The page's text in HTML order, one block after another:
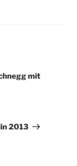
mit
2013